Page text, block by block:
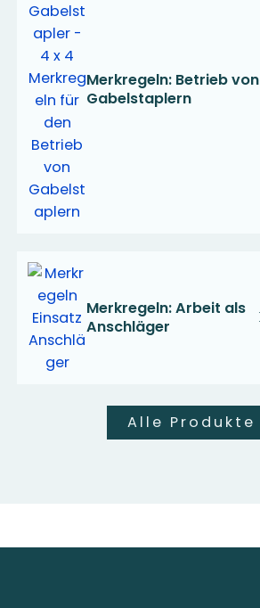
Merkregeln: Betrieb von
Gabelstaplern
Merkregeln: Arbeit als
Anschläger
Alle Produkte